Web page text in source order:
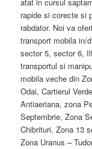
atat in cursul
rapide si corecte si
rabdator. Noi va
transport mobila in/
sector 5, sector 6,
transportul si
mobila veche din
Odai, Cartierul
Antiaeriana, zona
Septembrie, Zona
Chibrituri, Zona 13
Zona Uranus –